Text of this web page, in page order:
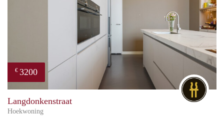
€ 3200
Langdonkenstraat
Hoekwoning